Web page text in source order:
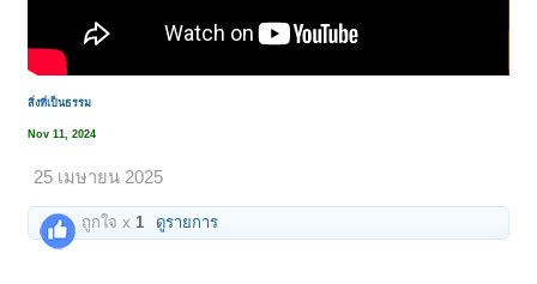
สิ่งที่เป็นธรรม
Nov 11, 2024
25 เมษายน 2025
ถูกใจ x1 ดูรายการ